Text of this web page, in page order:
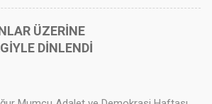
paneli Akhisar Haber Ajansı - AHA 25 yıl
hayatını kaybeden Uğur Mumcu Akhisar’da
örgütü tarafından anıldı. Belediye
ÜZERİNE
DİNLENDİ